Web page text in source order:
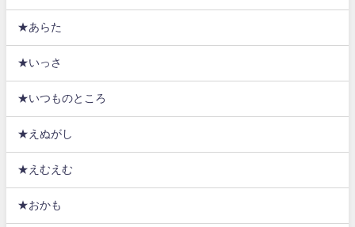
★あらた
★いっさ
★いつものところ
★えぬがし
★えむえむ
★おかも